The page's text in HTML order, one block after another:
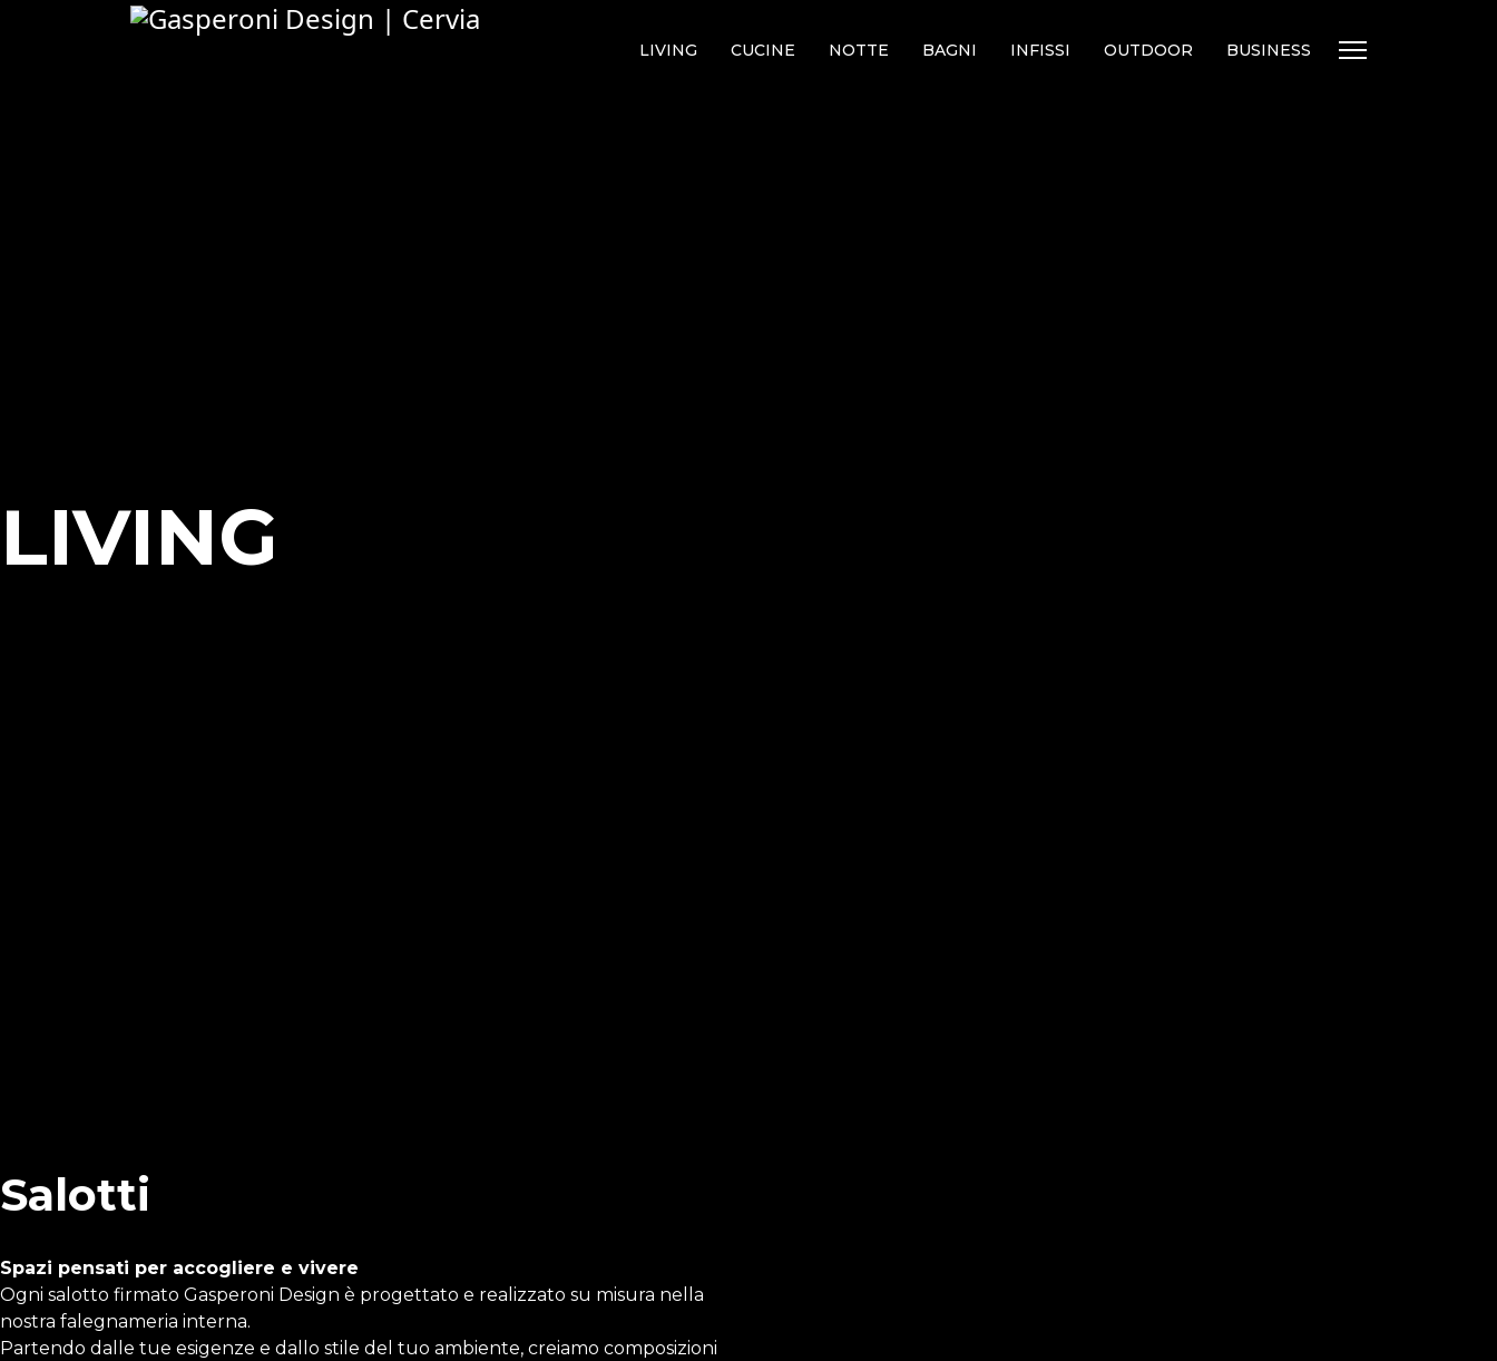
LIVING CUCINE NOTTE BAGNI INFISSI OUTDOOR BUSINESS
LIVING
Salotti
Spazi pensati per accogliere e vivere
Ogni salotto firmato Gasperoni Design è progettato e realizzato su misura nella
nostra falegnameria interna.
Partendo dalle tue esigenze e dallo stile del tuo ambiente, creiamo composizioni